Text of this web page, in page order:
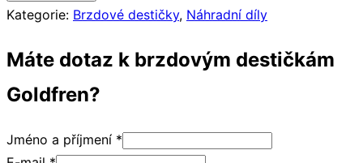
Triumph
TRIUMPH Sprint RS
TRIUMPH T595 Daytona
TRIUMPH Speedfour 600
TRIUMPH Daytona 650
Goldfren
AD
Kategorie: Brzdové destičky, Náhradní díly
Máte dotaz k brzdovým destičkám
Goldfren?
Jméno a příjmení *